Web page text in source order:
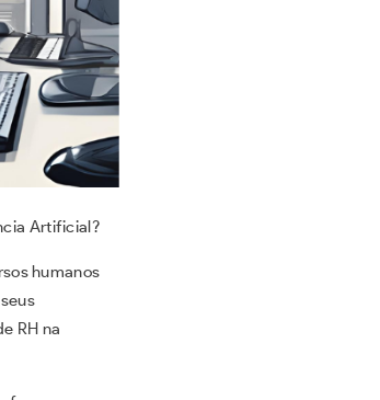
Artificial?
humanos
RH na